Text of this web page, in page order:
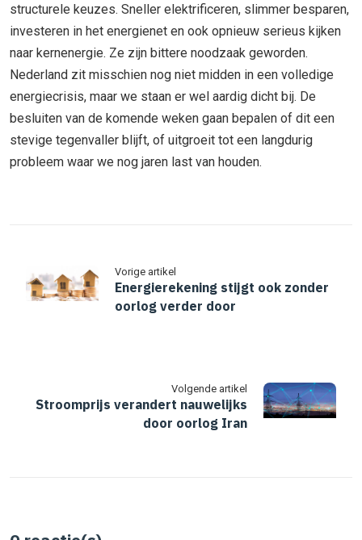
structurele keuzes. Sneller elektrificeren, slimmer besparen,
investeren in het energienet en ook opnieuw serieus kijken
naar kernenergie. Ze zijn bittere noodzaak geworden.
Nederland zit misschien nog niet midden in een volledige
energiecrisis, maar we staan er wel aardig dicht bij. De
besluiten van de komende weken gaan bepalen of dit een
stevige tegenvaller blijft, of uitgroeit tot een langdurig
probleem waar we nog jaren last van houden.
Vorige artikel
Energierekening stijgt ook zonder
oorlog verder door
Volgende artikel
Stroomprijs verandert nauwelijks
door oorlog Iran